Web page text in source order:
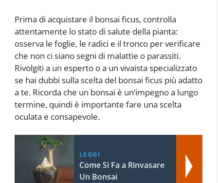
Prima di acquistare il bonsai ficus, controlla
attentamente lo stato di salute della pianta:
osserva le foglie, le radici e il tronco per verificare
che non ci siano segni di malattie o parassiti.
Rivolgiti a un esperto o a un vivaista specializzato
se hai dubbi sulla scelta del bonsai ficus più adatto
a te. Ricorda che un bonsai è un’impegno a lungo
termine, quindi è importante fare una scelta
oculata e consapevole.
LEGGI
Come Si Fa a Rinvasare
Un Bonsai